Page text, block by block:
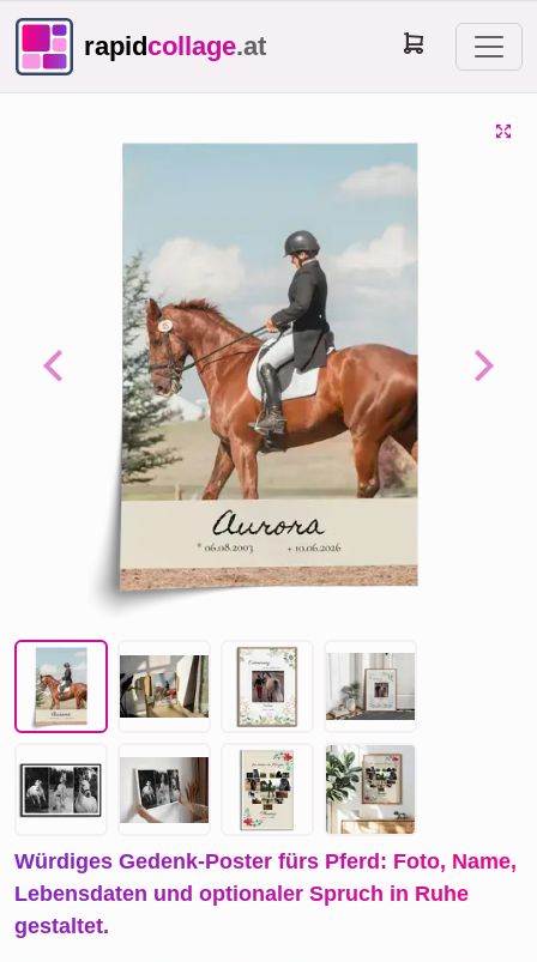
rapidcollage.at
Previous Next
Würdiges Gedenk-Poster fürs Pferd: Foto, Name,
Lebensdaten und optionaler Spruch in Ruhe
gestaltet.